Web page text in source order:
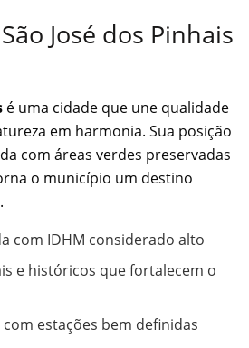
José dos Pinhais
é uma cidade que une qualidade
em harmonia. Sua posição
com áreas verdes preservadas
o município um destino
.
com IDHM considerado alto
e históricos que fortalecem o
com estações bem definidas